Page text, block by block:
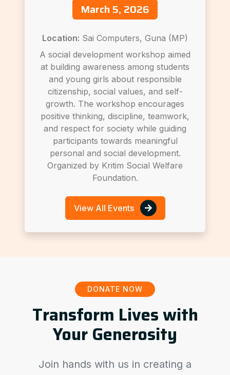
March 5, 2026
Location: Sai Computers, Guna (MP)
A social development workshop aimed
at building awareness among students
and young girls about responsible
citizenship, social values, and self-
growth. The workshop encourages
positive thinking, discipline, teamwork,
and respect for society while guiding
participants towards meaningful
personal and social development.
Organized by Kritim Social Welfare
Foundation.
View All Events
DONATE NOW
Transform Lives with
Your Generosity
Join hands with us in creating a